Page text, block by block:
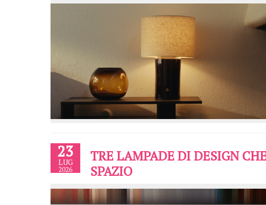
23
LUG
2026
TRE LAMPADE DI DESIGN
SPAZIO